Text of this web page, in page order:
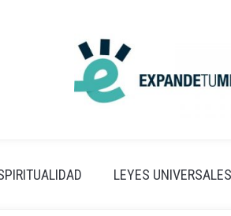
LEYES UNIVERSALES